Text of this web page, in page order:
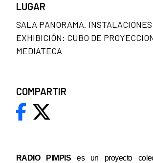
RADIO PIMPIS es un proyecto
LUGAR
SALA PANORAMA.
EXHIBICIÓN: CUBO DE
MEDIATECA
COMPARTIR